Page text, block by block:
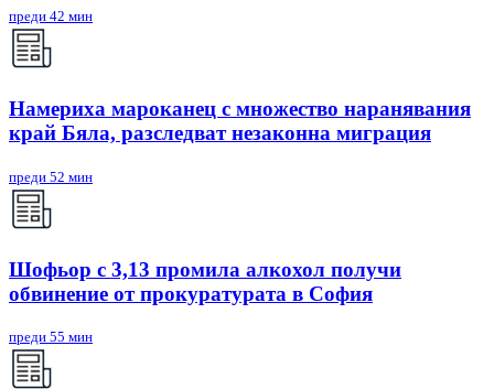
преди 42 мин
Намериха мароканец с множество наранявания
край Бяла, разследват незаконна миграция
преди 52 мин
Шофьор с 3,13 промила алкохол получи
обвинение от прокуратурата в София
преди 55 мин